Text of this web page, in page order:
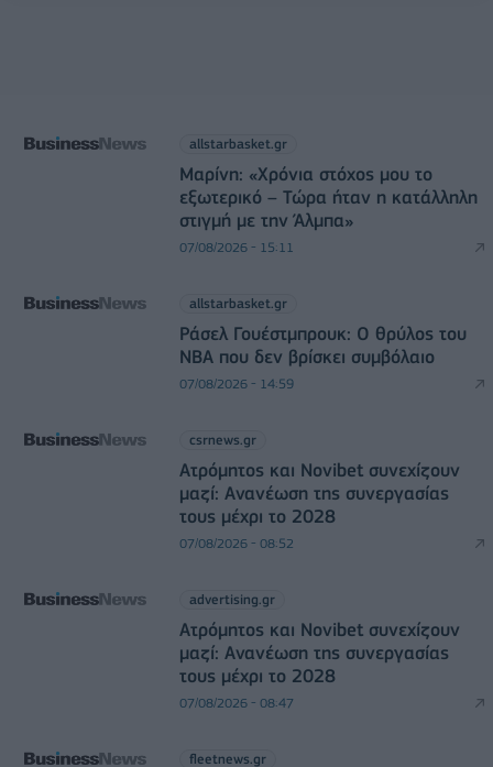
allstarbasket.gr
Μαρίνη: «Χρόνια στόχος μου το
εξωτερικό – Τώρα ήταν η κατάλληλη
στιγμή με την Άλμπα»
07/08/2026 - 15:11
allstarbasket.gr
Ράσελ Γουέστμπρουκ: Ο θρύλος του
NBA που δεν βρίσκει συμβόλαιο
07/08/2026 - 14:59
csrnews.gr
Ατρόμητος και Novibet συνεχίζουν
μαζί: Ανανέωση της συνεργασίας
τους μέχρι το 2028
07/08/2026 - 08:52
advertising.gr
Ατρόμητος και Novibet συνεχίζουν
μαζί: Ανανέωση της συνεργασίας
τους μέχρι το 2028
07/08/2026 - 08:47
fleetnews.gr